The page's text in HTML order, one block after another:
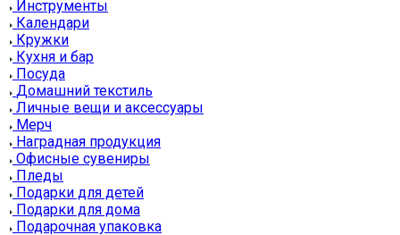
Инструменты
Календари
Кружки
Кухня и бар
Посуда
Домашний текстиль
Личные вещи и аксессуары
Мерч
Наградная продукция
Офисные сувениры
Пледы
Подарки для детей
Подарки для дома
Подарочная упаковка